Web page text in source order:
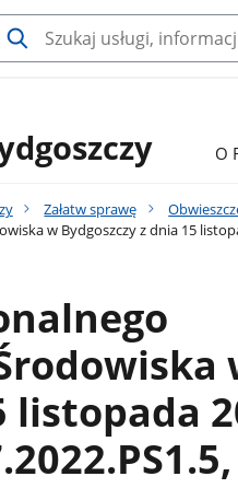
O
Załatw sprawę
w Bydgoszczy z dnia 15
listopada